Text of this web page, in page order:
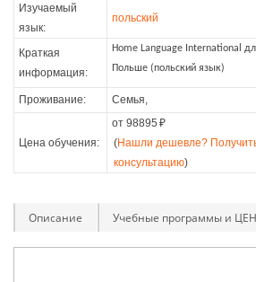
Изучаемый
язык:
польский
Краткая
информация:
Home Language International
Польше (польский язык)
Проживание: Семья,
Цена обучения:
от 98895 ₽
(Нашли дешевле?
консультацию)
Описание Учебные программы и